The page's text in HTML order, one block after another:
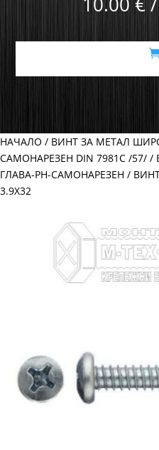
НАЧАЛО / ВИНТ ЗА МЕТАЛ
САМОНАРЕЗЕН DIN 7981C /57/ /
ГЛАВА-PH-САМОНАРЕЗЕН /
3.9Х32